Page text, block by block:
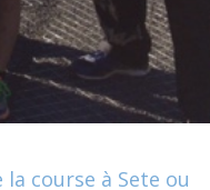
course à Sete ou